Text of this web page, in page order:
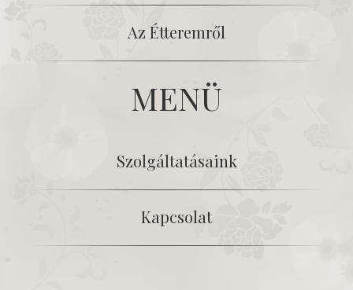
Az Étteremről
MENÜ
Szolgáltatásaink
Kapcsolat